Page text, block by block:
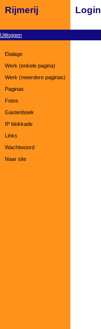
Rijmerij Login
Uitloggen
Etalage
Werk (enkele pagina)
Werk (meerdere paginas)
Paginas
Fotos
Gastenboek
IP blokkade
Links
Wachtwoord
Naar site